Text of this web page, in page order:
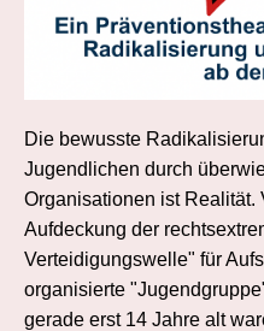
Die bewusste
Jugendlichen durch
Organisationen ist Realität.
Aufdeckung der
Verteidigungswelle" für
organisierte
gerade erst 14 Jahre alt